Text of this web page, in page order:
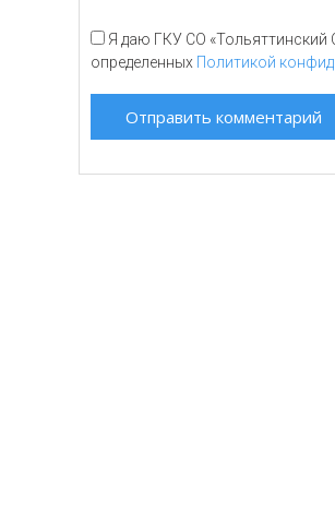
Я даю ГКУ СО «Тольяттинский
определенных Политикой